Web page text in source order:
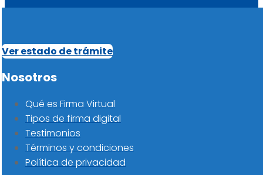
Ver estado de trámite
Nosotros
Qué es Firma Virtual
Tipos de firma digital
Testimonios
Términos y condiciones
Política de privacidad